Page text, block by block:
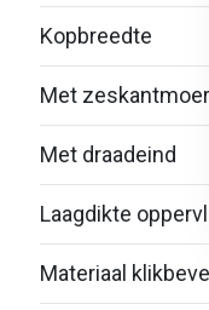
Kopbreedte
Met zeskantmoer
Met draadeind
Laagdikte
Materiaal